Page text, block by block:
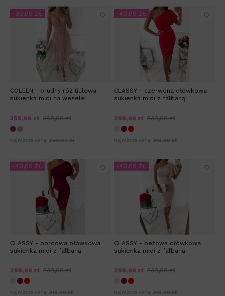
COLEEN - brudny róż tiulowa
sukienka midi na wesele
359,99 zł 389,99 zł
Najniższa cena: 389,99 zł
-30,00 ZŁ
CLASSY - czerwona ołówkowa
sukienka midi z falbaną
299,99 zł 339,99 zł
Najniższa cena: 319,99 zł
-40,00 ZŁ
CLASSY - bordowa ołówkowa
sukienka midi z falbaną
299,99 zł 339,99 zł
Najniższa cena: 319,99 zł
-40,00 ZŁ
CLASSY - beżowa ołówkowa
sukienka midi z falbaną
299,99 zł 339,99 zł
Najniższa cena: 319,99 zł
-40,00 ZŁ